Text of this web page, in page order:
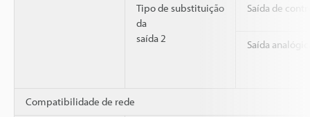
Tipo de substituição
da
saída 2
Saída de
Saída
Compatibilidade de rede